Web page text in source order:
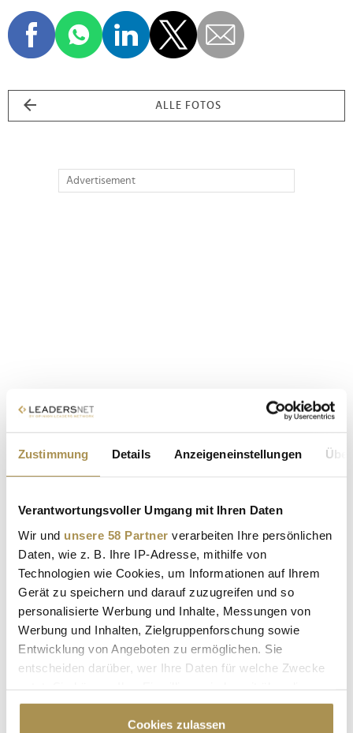
Zustimmung Details Anzeigeneinstellungen
Verantwortungsvoller Umgang mit Ihren Daten
Wir und unsere 58 Partner verarbeiten Ihre persönlichen
Daten, wie z. B. Ihre IP-Adresse, mithilfe von
Technologien wie Cookies, um Informationen auf Ihrem
Gerät zu speichern und darauf zuzugreifen und so
personalisierte Werbung und Inhalte, Messungen von
Werbung und Inhalten, Zielgruppenforschung sowie
Entwicklung von Angeboten zu ermöglichen. Sie
entscheiden darüber, wer Ihre Daten für welche Zwecke
Cookie-Erklärung oder durch Klicken auf das Privacy
Trigger Symbol ändern oder widerrufen
Cookies zulassen
ALLE FOTOS
Advertisement